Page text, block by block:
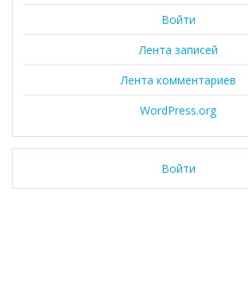
Войти
Лента записей
Лента комментариев
WordPress.org
Войти